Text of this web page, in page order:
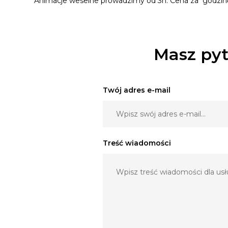
Masz
Twój adres e-mail
Treść wiadomości